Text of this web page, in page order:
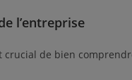
l’entreprise
de bien